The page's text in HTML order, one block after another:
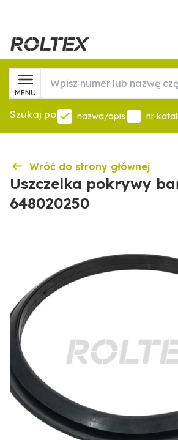
MENU
Szukaj po nazwa/opis nr
Wróć do strony głównej
Uszczelka pokrywy
648020250